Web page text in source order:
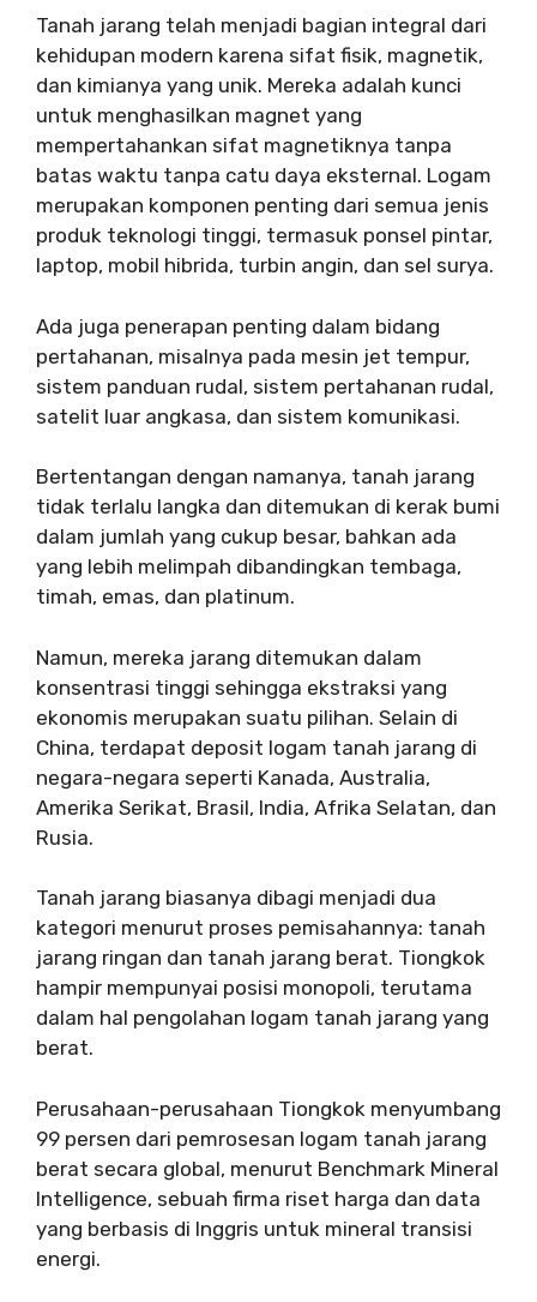
Tanah jarang telah menjadi bagian integral dari
kehidupan modern karena sifat fisik, magnetik,
dan kimianya yang unik. Mereka adalah kunci
untuk menghasilkan magnet yang
mempertahankan sifat magnetiknya tanpa
batas waktu tanpa catu daya eksternal. Logam
merupakan komponen penting dari semua jenis
produk teknologi tinggi, termasuk ponsel pintar,
laptop, mobil hibrida, turbin angin, dan sel surya.
Ada juga penerapan penting dalam bidang
pertahanan, misalnya pada mesin jet tempur,
sistem panduan rudal, sistem pertahanan rudal,
satelit luar angkasa, dan sistem komunikasi.
Bertentangan dengan namanya, tanah jarang
tidak terlalu langka dan ditemukan di kerak bumi
dalam jumlah yang cukup besar, bahkan ada
yang lebih melimpah dibandingkan tembaga,
timah, emas, dan platinum.
Namun, mereka jarang ditemukan dalam
konsentrasi tinggi sehingga ekstraksi yang
ekonomis merupakan suatu pilihan. Selain di
China, terdapat deposit logam tanah jarang di
negara-negara seperti Kanada, Australia,
Amerika Serikat, Brasil, India, Afrika Selatan, dan
Rusia.
Tanah jarang biasanya dibagi menjadi dua
kategori menurut proses pemisahannya: tanah
jarang ringan dan tanah jarang berat. Tiongkok
hampir mempunyai posisi monopoli, terutama
dalam hal pengolahan logam tanah jarang yang
berat.
Perusahaan-perusahaan Tiongkok menyumbang
99 persen dari pemrosesan logam tanah jarang
berat secara global, menurut Benchmark Mineral
Intelligence, sebuah firma riset harga dan data
yang berbasis di Inggris untuk mineral transisi
energi.